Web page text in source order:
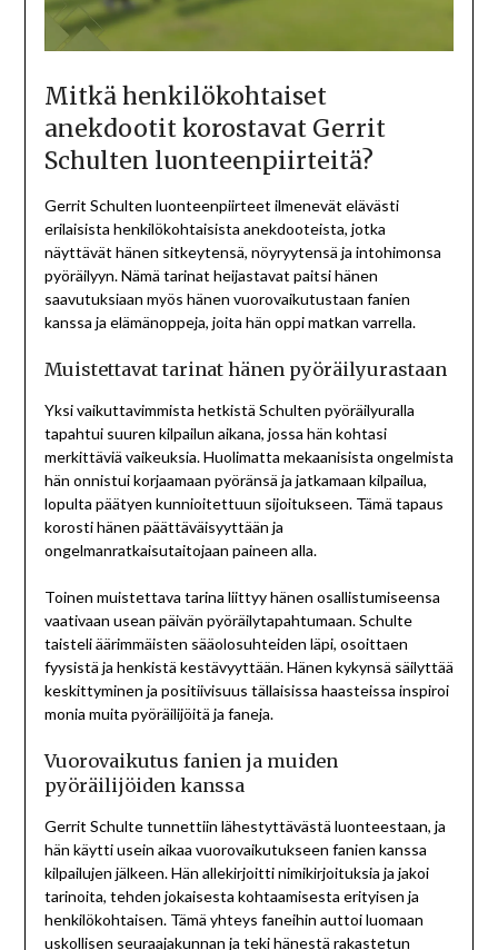
Mitkä henkilökohtaiset
anekdootit korostavat Gerrit
Schulten luonteenpiirteitä?
Gerrit Schulten luonteenpiirteet ilmenevät elävästi
erilaisista henkilökohtaisista anekdooteista, jotka
näyttävät hänen sitkeytensä, nöyryytensä ja intohimonsa
pyöräilyyn. Nämä tarinat heijastavat paitsi hänen
saavutuksiaan myös hänen vuorovaikutustaan fanien
kanssa ja elämänoppeja, joita hän oppi matkan varrella.
Muistettavat tarinat hänen pyöräilyurastaan
Yksi vaikuttavimmista hetkistä Schulten pyöräilyuralla
tapahtui suuren kilpailun aikana, jossa hän kohtasi
merkittäviä vaikeuksia. Huolimatta mekaanisista ongelmista
hän onnistui korjaamaan pyöränsä ja jatkamaan kilpailua,
lopulta päätyen kunnioitettuun sijoitukseen. Tämä tapaus
korosti hänen päättäväisyyttään ja
ongelmanratkaisutaitojaan paineen alla.
Toinen muistettava tarina liittyy hänen osallistumiseensa
vaativaan usean päivän pyöräilytapahtumaan. Schulte
taisteli äärimmäisten sääolosuhteiden läpi, osoittaen
fyysistä ja henkistä kestävyyttään. Hänen kykynsä säilyttää
keskittyminen ja positiivisuus tällaisissa haasteissa inspiroi
monia muita pyöräilijöitä ja faneja.
Vuorovaikutus fanien ja muiden
pyöräilijöiden kanssa
Gerrit Schulte tunnettiin lähestyttävästä luonteestaan, ja
hän käytti usein aikaa vuorovaikutukseen fanien kanssa
kilpailujen jälkeen. Hän allekirjoitti nimikirjoituksia ja jakoi
tarinoita, tehden jokaisesta kohtaamisesta erityisen ja
henkilökohtaisen. Tämä yhteys faneihin auttoi luomaan
uskollisen seuraajakunnan ja teki hänestä rakastetun